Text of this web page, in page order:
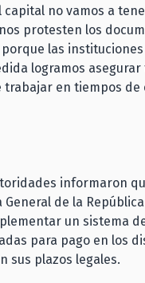
no vamos a
protesten los
las
logramos
en tiempos de
informaron
de la República
un sistema
para pago en los
sus plazos legales.